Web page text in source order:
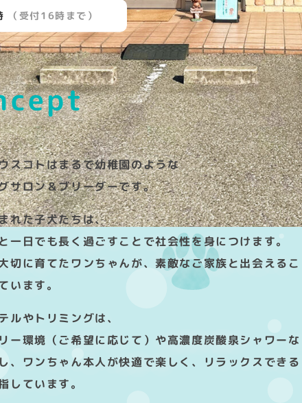
（受付16時まで）
スコトはまるで幼稚園のような
サロン＆ブリーダーです。
れた子犬たちは、
一日でも長く過ごすことで社会性を身につけます。
切に育てたワンちゃんが、素敵なご家族と出会えるこ
います。
ルやトリミングは、
ー環境（ご希望に応じて）や高濃度炭酸泉シャワーな
、ワンちゃん本人が快適で楽しく、リラックスできる
しています。